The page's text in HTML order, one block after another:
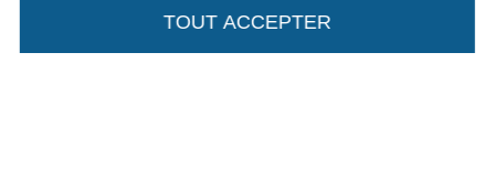
Ajouter à mon panier
Deutsch
TOUT ACCEPTER